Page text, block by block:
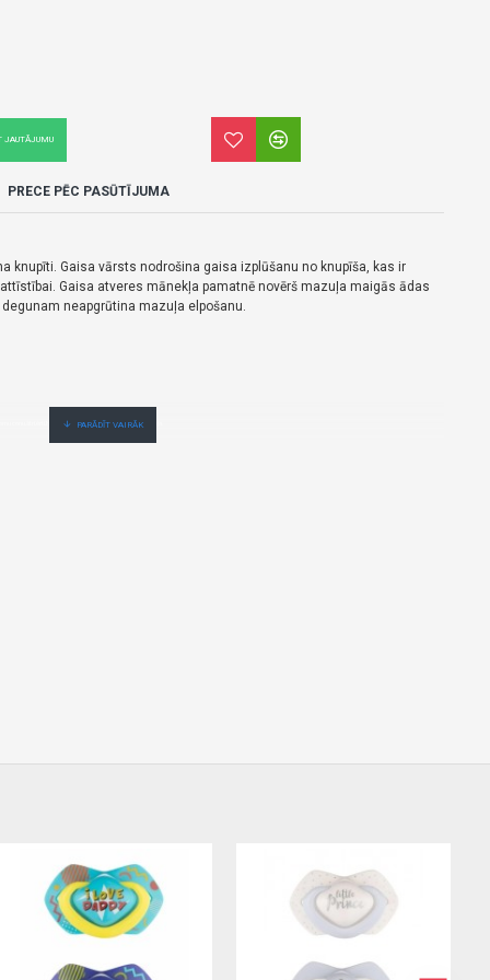
JAUTĀJUMU
PRECE PĒC PASŪTĪJUMA
knupīti. Gaisa vārsts nodrošina gaisa izplūšanu no knupīša, kas ir
Gaisa atveres mānekļa pamatnē novērš mazuļa maigās ādas
neapgrūtina mazuļa elpošanu.
cenu,ātri,ērti,bez gaidīšanas.Cenas no vairumtirgotāja.